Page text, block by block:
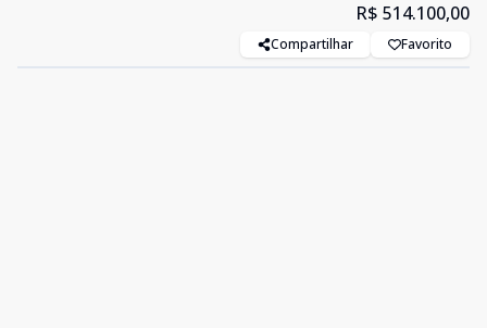
R$ 514.100,00
Compartilhar Favorito